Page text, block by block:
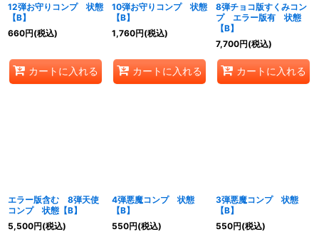
12弾お守りコンプ 状態
【B】
660円(税込)
カートに入れる
10弾お守りコンプ 状態
【B】
1,760円(税込)
カートに入れる
8弾チョコ版すくみコン
プ エラー版有 状態
【B】
7,700円(税込)
カートに入れる
エラー版含む 8弾天使
コンプ 状態【B】
5,500円(税込)
4弾悪魔コンプ 状態
【B】
550円(税込)
3弾悪魔コンプ 状態
【B】
550円(税込)